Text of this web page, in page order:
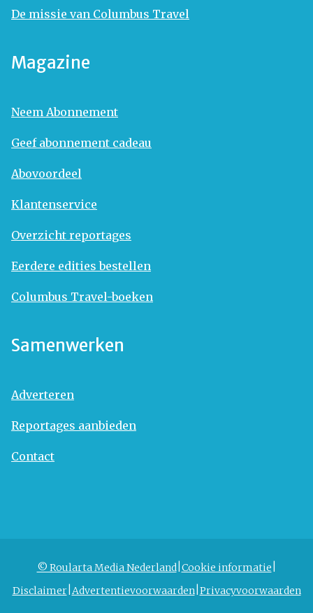
De missie van Columbus Travel
Magazine
Neem Abonnement
Geef abonnement cadeau
Abovoordeel
Klantenservice
Overzicht reportages
Eerdere edities bestellen
Columbus Travel-boeken
Samenwerken
Adverteren
Reportages aanbieden
Contact
© Roularta Media Nederland Cookie informatie
Disclaimer Advertentievoorwaarden Privacyvoorwaarden